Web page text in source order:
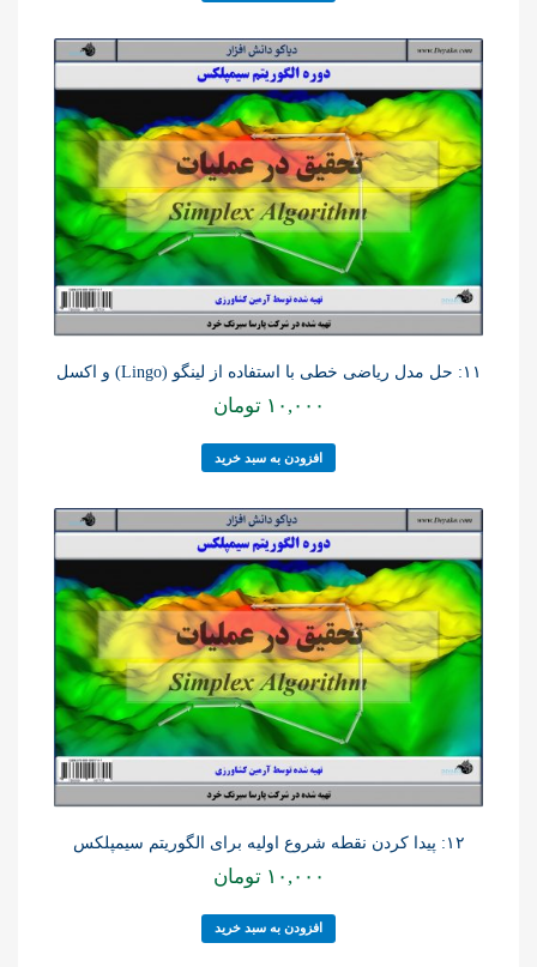
۱۱: حل مدل ریاضی خطی با استفاده از لینگو (Lingo) و اکسل
۱۰,۰۰۰ تومان
افزودن به سبد خرید
۱۲: پیدا کردن نقطه شروع اولیه برای الگوریتم سیمپلکس
۱۰,۰۰۰ تومان
افزودن به سبد خرید